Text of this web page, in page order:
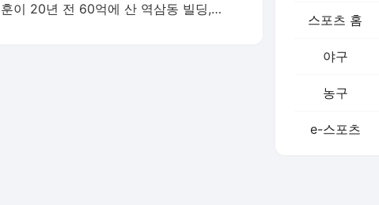
박중훈이 20년 전 60억에 산 역삼동 빌딩, 400억 차익 만든 침묵의 법칙
스포츠 홈
야구
농구
e-스포츠